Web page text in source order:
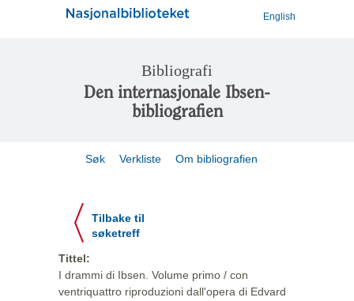
English
Bibliografi
Den internasjonale Ibsen-
bibliografien
Søk Verkliste Om bibliografien
Tilbake til
søketreff
Tittel:
I drammi di Ibsen. Volume primo / con
ventriquattro riproduzioni dall'opera di Edvard